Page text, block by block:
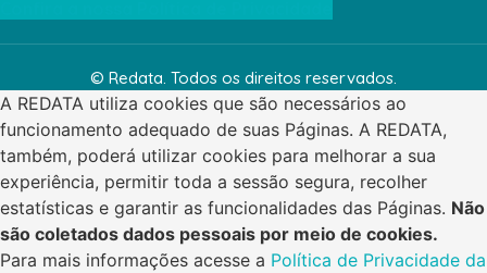
© Redata. Todos os direitos reservados.
A REDATA utiliza cookies que são necessários ao
funcionamento adequado de suas Páginas. A REDATA,
também, poderá utilizar cookies para melhorar a sua
experiência, permitir toda a sessão segura, recolher
estatísticas e garantir as funcionalidades das Páginas. Não
são coletados dados pessoais por meio de cookies.
Para mais informações acesse a Política de Privacidade da